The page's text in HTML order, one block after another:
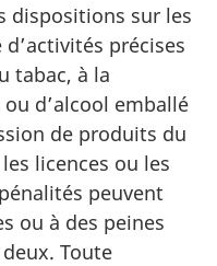
dispositions sur les
précises
tabac, à la
d’alcool emballé
de produits du
licences ou les
peuvent
ou à des peines
Toute